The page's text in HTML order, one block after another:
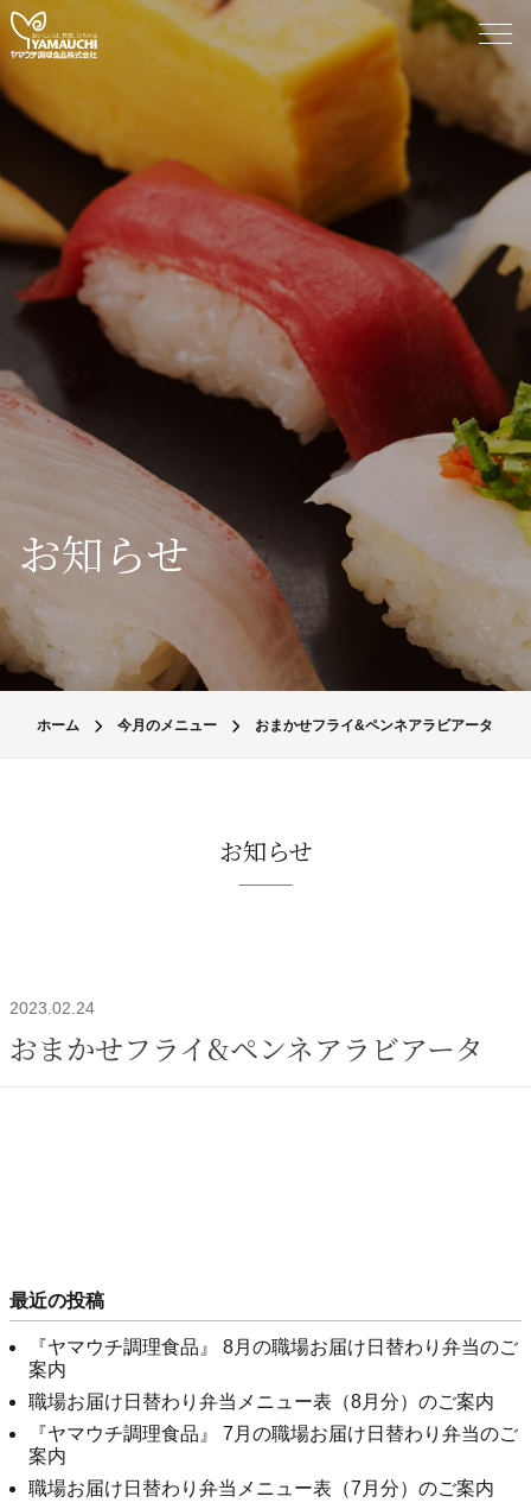
お知らせ
ホーム 今月のメニュー おまかせフライ&ペンネアラビアータ
お知らせ
2023.02.24
おまかせフライ&ペンネアラビアータ
最近の投稿
『ヤマウチ調理食品』 8月の職場お届け日替わり弁当のご
案内
職場お届け日替わり弁当メニュー表（8月分）のご案内
『ヤマウチ調理食品』 7月の職場お届け日替わり弁当のご
案内
職場お届け日替わり弁当メニュー表（7月分）のご案内